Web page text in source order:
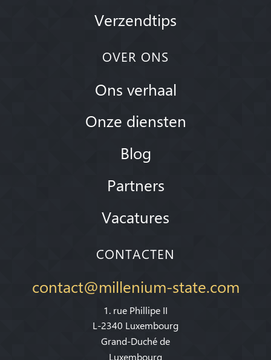
Verzendtips
OVER ONS
Ons verhaal
Onze diensten
Blog
Partners
Vacatures
CONTACTEN
contact@millenium-state.com
1. rue Phillipe II
L-2340 Luxembourg
Grand-Duché de
Luxembourg